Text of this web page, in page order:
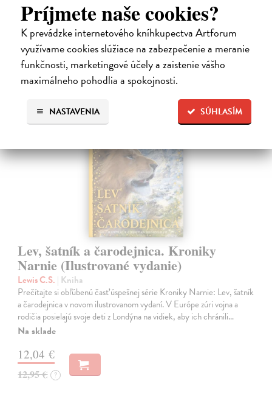
Príjmete naše cookies?
K prevádzke internetového kníhkupectva Artforum
využívame cookies slúžiace na zabezpečenie a meranie
funkčnosti, marketingové účely a zaistenie vášho
maximálneho pohodlia a spokojnosti.
SÚHLASÍM
NASTAVENIA
fascinovaní ríšou hmyzu.
Na sklade
28,03 €
28,90 € ?
Lev, šatník a čarodejnica. Kroniky
Narnie (Ilustrované vydanie)
Lewis C.S. | Kniha
Prečítajte si obľúbenú časť úspešnej série Kroniky Narnie: Lev, šatník
a čarodejnica v novom ilustrovanom vydaní. V Európe zúri vojna a
rodičia posielajú svoje deti z Londýna na vidiek, aby ich chránili…
Na sklade
12,04 €
12,95 € ?